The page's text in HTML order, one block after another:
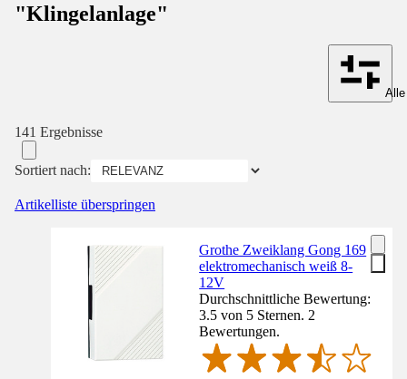
"Klingelanlage"
141 Ergebnisse
Sortiert nach:
Artikelliste überspringen
Grothe Zweiklang Gong 169
elektromechanisch weiß 8-
12V
Durchschnittliche Bewertung:
3.5 von 5 Sternen. 2
Bewertungen.